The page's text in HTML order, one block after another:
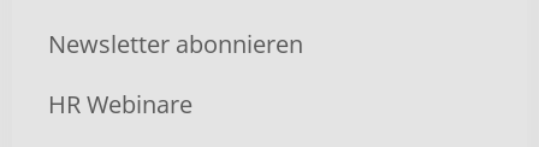
Newsletter abonnieren
HR Webinare